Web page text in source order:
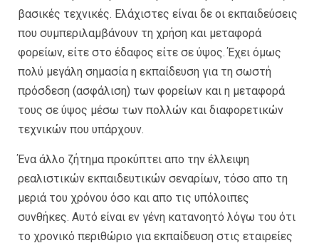
βασικές τεχνικές. Ελάχιστες είναι δε οι εκπαιδεύσεις
που συμπεριλαμβάνουν τη χρήση και μεταφορά
φορείων, είτε στο έδαφος είτε σε ύψος. Έχει όμως
πολύ μεγάλη σημασία η εκπαίδευση για τη σωστή
πρόσδεση (ασφάλιση) των φορείων και η μεταφορά
τους σε ύψος μέσω των πολλών και διαφορετικών
τεχνικών που υπάρχουν.
Ένα άλλο ζήτημα προκύπτει απο την έλλειψη
ρεαλιστικών εκπαιδευτικών σεναρίων, τόσο απο τη
μεριά του χρόνου όσο και απο τις υπόλοιπες
συνθήκες. Αυτό είναι εν γένη κατανοητό λόγω του ότι
το χρονικό περιθώριο για εκπαίδευση στις εταιρείες